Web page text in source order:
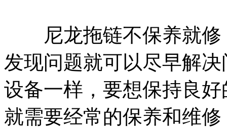
尼龙拖链不保养就修
发现问题就可以尽早解
设备一样，要想保持良
就需要经常的保养和维